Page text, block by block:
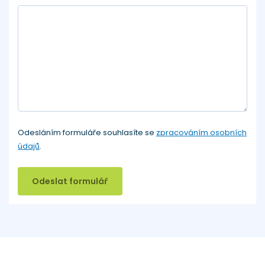
Odesláním formuláře souhlasíte se zpracováním osobních
údajů.
Odeslat formulář